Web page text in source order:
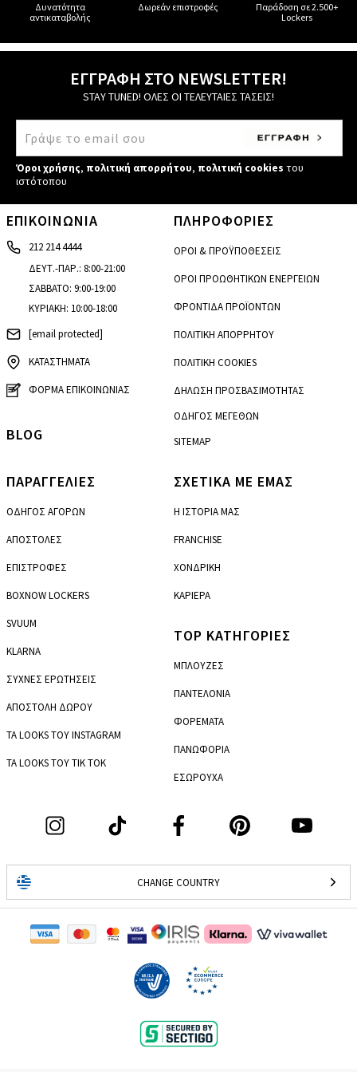
Δυνατότητα
αντικαταβολής
Δωρεάν επιστροφές
Παράδοση σε 2.500+
Lockers
ΕΓΓΡΑΦΗ ΣΤΟ NEWSLETTER!
STAY TUNED! ΟΛΕΣ ΟΙ ΤΕΛΕΥΤΑΙΕΣ ΤΑΣΕΙΣ!
Όροι χρήσης, πολιτική απορρήτου, πολιτική cookies του
ιστότοπου
ΕΠΙΚΟΙΝΩΝΙΑ
212 214 4444
ΔΕΥΤ.-ΠΑΡ.: 8:00-21:00
ΣΑΒΒΑΤΟ: 9:00-19:00
ΚΥΡΙΑΚΗ: 10:00-18:00
[email protected]
ΚΑΤΑΣΤΗΜΑΤΑ
ΦΟΡΜΑ ΕΠΙΚΟΙΝΩΝΙΑΣ
ΠΑΡΑΓΓΕΛΙΕΣ
ΟΔΗΓΟΣ ΑΓΟΡΩΝ
ΑΠΟΣΤΟΛΕΣ
ΕΠΙΣΤΡΟΦΕΣ
BOXNOW LOCKERS
SVUUM
KLARNA
ΣΥΧΝΕΣ ΕΡΩΤΗΣΕΙΣ
ΑΠΟΣΤΟΛΗ ΔΩΡΟΥ
ΤΑ LOOKS ΤΟΥ INSTAGRAM
ΤΑ LOOKS ΤΟΥ TIK TOK
ΠΛΗΡΟΦΟΡΙΕΣ
ΟΡΟΙ & ΠΡΟΫΠΟΘΕΣΕΙΣ
ΟΡΟΙ ΠΡΟΩΘΗΤΙΚΩΝ ΕΝΕΡΓΕΙΩΝ
ΦΡΟΝΤΙΔΑ ΠΡΟΪΟΝΤΩΝ
ΠΟΛΙΤΙΚΗ ΑΠΟΡΡΗΤΟΥ
ΠΟΛΙΤΙΚΗ COOKIES
ΔΗΛΩΣΗ ΠΡΟΣΒΑΣΙΜΟΤΗΤΑΣ
ΟΔΗΓΟΣ ΜΕΓΕΘΩΝ
SITEMAP
ΣΧΕΤΙΚΑ ΜΕ ΕΜΑΣ
Η ΙΣΤΟΡΙΑ ΜΑΣ
FRANCHISE
ΧΟΝΔΡΙΚΗ
ΚΑΡΙΕΡΑ
CHANGE COUNTRY
TOP ΚΑΤΗΓΟΡΙΕΣ
ΜΠΛΟΥΖΕΣ
ΠΑΝΤΕΛΟΝΙΑ
ΦΟΡΕΜΑΤΑ
ΠΑΝΩΦΟΡΙΑ
ΕΣΩΡΟΥΧΑ
BLOG